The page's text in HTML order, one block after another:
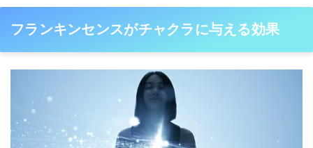
フランキンセンスがチャクラに与える効果